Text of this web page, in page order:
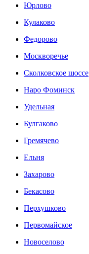
Юрлово
Кулаково
Федорово
Москворечье
Сколковское шоссе
Наро Фоминск
Удельная
Булгаково
Гремячево
Ельня
Захарово
Бекасово
Перхушково
Первомайское
Новоселово